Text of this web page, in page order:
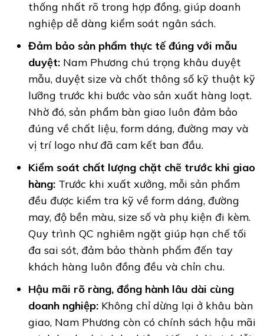
thống nhất rõ trong hợp đồng, giúp doanh
nghiệp dễ dàng kiểm soát ngân sách.
Đảm bảo sản phẩm thực tế đúng với mẫu
duyệt: Nam Phương chú trọng khâu duyệt
mẫu, duyệt size và chốt thông số kỹ thuật kỹ
lưỡng trước khi bước vào sản xuất hàng loạt.
Nhờ đó, sản phẩm bàn giao luôn đảm bảo
đúng về chất liệu, form dáng, đường may và
vị trí logo như đã cam kết ban đầu.
Kiểm soát chất lượng chặt chẽ trước khi giao
hàng: Trước khi xuất xưởng, mỗi sản phẩm
đều được kiểm tra kỹ về form dáng, đường
may, độ bền màu, size số và phụ kiện đi kèm.
Quy trình QC nghiêm ngặt giúp hạn chế tối
đa sai sót, đảm bảo thành phẩm đến tay
khách hàng luôn đồng đều và chỉn chu.
Hậu mãi rõ ràng, đồng hành lâu dài cùng
doanh nghiệp: Không chỉ dừng lại ở khâu bàn
giao, Nam Phương còn có chính sách hậu mãi